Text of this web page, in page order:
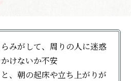
みがして、周りの人に迷惑
けないか不安
、朝の起床や立ち上がりが